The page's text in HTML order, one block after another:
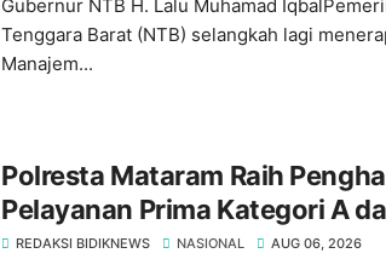
Gubernur NTB H. Lalu Muhamad
Tenggara Barat (NTB) selangkah lagi
Manajem...
Polresta Mataram Raih
Pelayanan Prima Kategori A
REDAKSI BIDIKNEWS NASIONAL AUG 06, 2026